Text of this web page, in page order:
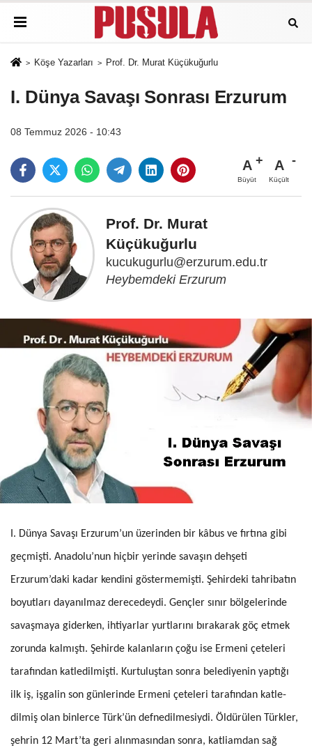
Köşe Yazarları Prof. Dr. Murat Küçükuğurlu
I. Dünya Savaşı Sonrası Erzurum
08 Temmuz 2026 - 10:43
A
Büyüt
A
Küçült
Prof. Dr. Murat
Küçükuğurlu
kucukugurlu@erzurum.edu.tr
Heybemdeki Erzurum
I. Dünya Savaşı Erzurum’un üzerinden bir kâbus ve fırtına gibi
geçmişti. Anadolu’nun hiçbir yerinde savaşın dehşeti
Erzurum’daki kadar ken­dini göstermemişti. Şehirdeki tahribatın
boyutları dayanılmaz derece­deydi. Gençler sınır bölgelerinde
savaşmaya giderken, ihtiyarlar yurtla­rını bırakarak göç etmek
zorunda kalmıştı. Şehirde kalanların çoğu ise Ermeni çeteleri
tarafından katledilmişti. Kurtuluştan sonra belediyenin yaptığı
ilk iş, işgalin son günlerinde Ermeni çeteleri tarafından katle­
dilmiş olan binlerce Türk’ün defnedilmesiydi. Öldürülen Türkler,
şeh­rin 12 Mart’ta geri alınmasından sonra, katliamdan sağ